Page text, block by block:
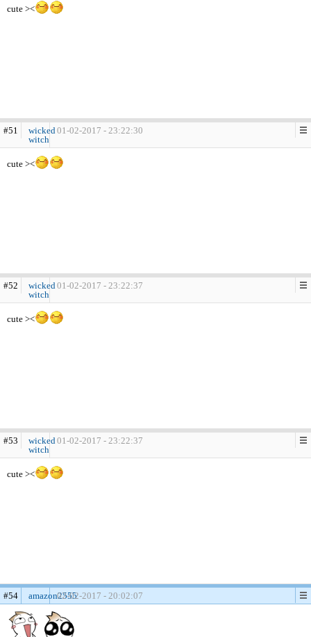
cute ><
#51
wicked
witch
01-02-2017 - 23:22:30
cute ><
#52
wicked
witch
01-02-2017 - 23:22:37
cute ><
#53
wicked
witch
01-02-2017 - 23:22:37
cute ><
#54 amazon255502-02-2017 - 20:02:07